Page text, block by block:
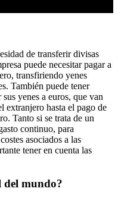
de transferir divisas
puede necesitar pagar a
transfiriendo yenes
También puede tener
yenes a euros, que van
extranjero hasta el pago de
Tanto si se trata de un
continuo, para
asociados a las
tener en cuenta las
del mundo?